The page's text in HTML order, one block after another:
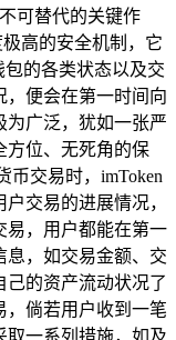
可替代的关键作
高的安全机制，它
的各类状态以及交
，便会在第一时间向
为广泛，犹如一张严
方位、无死角的保
币交易时，imToken
交易的进展情况，
易，用户都能在第一
息，如交易金额、交
的资产流动状况了
，倘若用户收到一笔
取一系列措施，如及